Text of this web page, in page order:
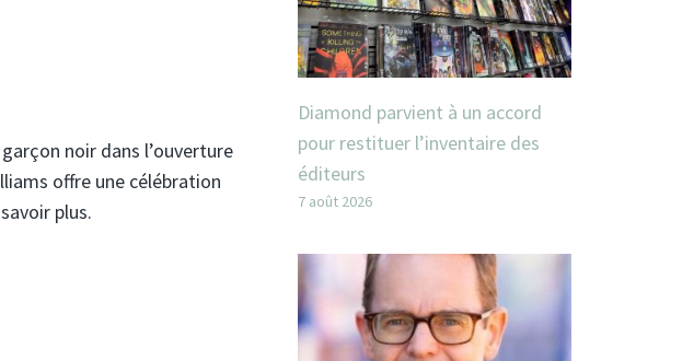
noir dans l’ouverture
offre une célébration
plus.
Diamond parvient à un accord
pour restituer l’inventaire des
éditeurs
7 août 2026